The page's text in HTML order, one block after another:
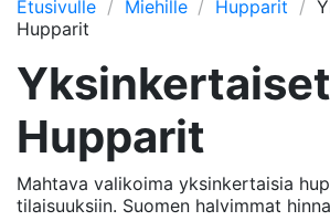
Etusivulle
Miehille Hupparit
Hupparit
Yksinkertaiset
Hupparit
Mahtava valikoima yksinkertaisia
tilaisuuksiin. Suomen halvimmat